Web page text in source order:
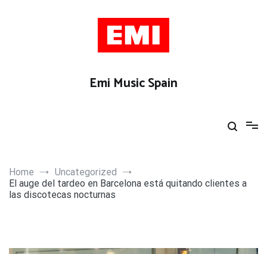
Emi Music Spain
Home
Uncategorized
El auge del tardeo en Barcelona está quitando clientes a
las discotecas nocturnas